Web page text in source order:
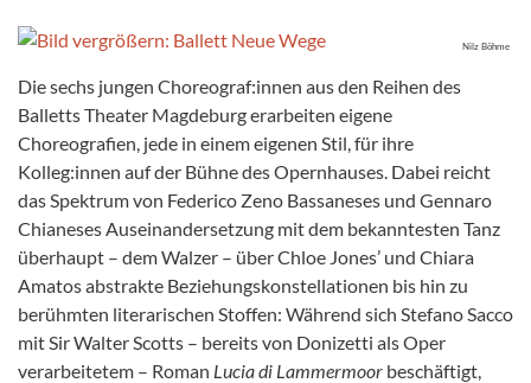
Nilz Böhme
Die sechs jungen Choreograf:innen aus den Reihen des
Balletts Theater Magdeburg erarbeiten eigene
Choreografien, jede in einem eigenen Stil, für ihre
Kolleg:innen auf der Bühne des Opernhauses. Dabei reicht
das Spektrum von Federico Zeno Bassaneses und Gennaro
Chianeses Auseinandersetzung mit dem bekanntesten Tanz
überhaupt – dem Walzer – über Chloe Jones’ und Chiara
Amatos abstrakte Beziehungskonstellationen bis hin zu
berühmten literarischen Stoffen: Während sich Stefano Sacco
mit Sir Walter Scotts – bereits von Donizetti als Oper
verarbeitetem – Roman Lucia di Lammermoor beschäftigt,